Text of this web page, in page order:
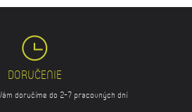
DORUČENIE
doručíme do 2-7 pracovných dní